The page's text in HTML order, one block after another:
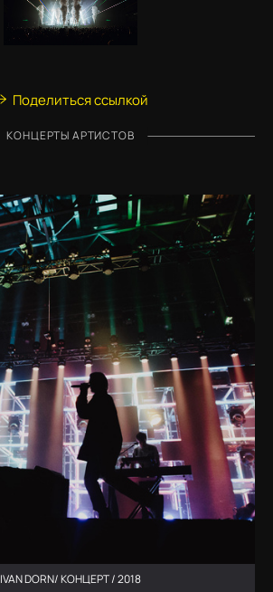
Поделиться ссылкой
КОНЦЕРТЫ АРТИСТОВ
IVAN DORN/ КОНЦЕРТ / 2018